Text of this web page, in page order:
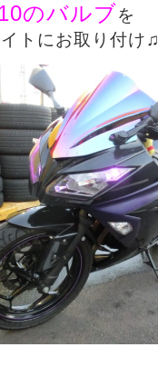
のバルブを
トにお取り付け♫